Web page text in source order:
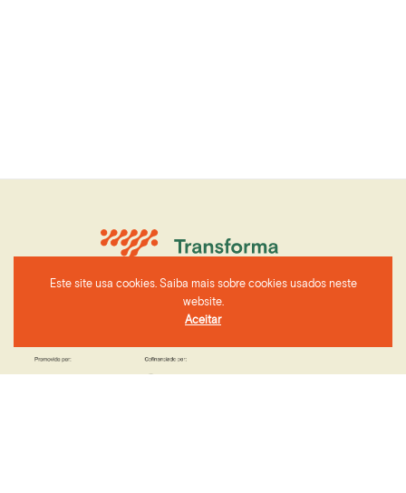
Este site usa cookies. Saiba mais sobre cookies usados neste
website.
Aceitar